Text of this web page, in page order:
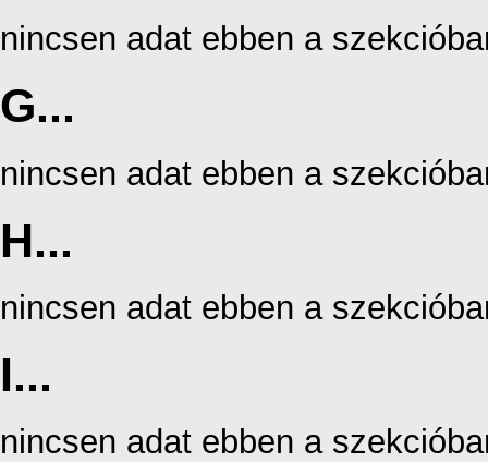
nincsen adat ebben a
G...
nincsen adat ebben a
H...
nincsen adat ebben a
I...
nincsen adat ebben a